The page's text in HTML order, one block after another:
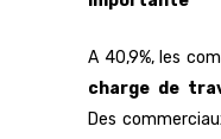
A 40,9%, les
charge de
Des